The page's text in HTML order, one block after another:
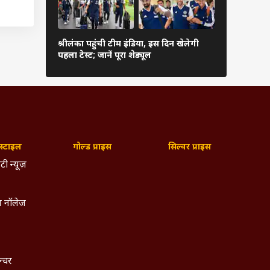
श्रीलंका पहुंची टीम इंडिया, इस दिन खेलेगी
पहला टेस्ट; जानें पूरा शेड्यूल
न्यूज़
नॉलेज
गोल्ड प्राइस सिल्वर प्राइस